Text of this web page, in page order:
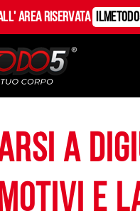
Area Riservata
a
e